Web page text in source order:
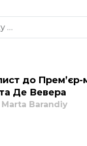
до Прем’єр-
Де Вевера
Marta Barandiy